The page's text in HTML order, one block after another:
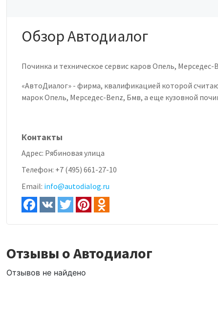
Обзор Автодиалог
Починка и техническое сервис каров Опель, Мерседес-
«АвтоДиалог» - фирма, квалификацией которой
марок Опель, Мерседес-Benz, Бмв, а еще кузовной
Контакты
Адрес: Рябиновая улица
Телефон: +7 (495) 661-27-10
Email: info@autodialog.ru
Отзывы о Автодиалог
Отзывов не найдено